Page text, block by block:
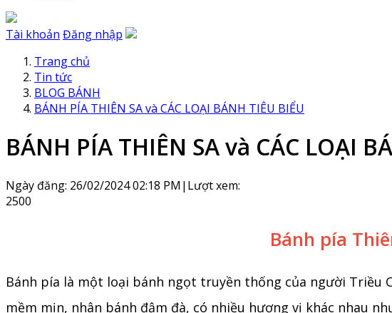
Tài khoản Đăng nhập
Trang chủ
Tin tức
BLOG BÁNH
BÁNH PÍA THIÊN SA và CÁC LOẠI BÁNH TIÊU BIỂU
BÁNH PÍA THIÊN SA và CÁC LOẠI
Ngày đăng: 26/02/2024 02:18 PM | Lượt xem:
2500
Bánh pía
Bánh pía là một loại bánh ngọt truyền thống của người Triều
mềm mịn, nhân bánh đậm đà, có nhiều hương vị khác nhau